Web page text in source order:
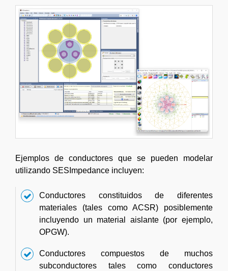
Ejemplos de conductores que se pueden modelar
utilizando SESImpedance incluyen:
Conductores constituidos de diferentes
materiales (tales como ACSR) posiblemente
incluyendo un material aislante (por ejemplo,
OPGW).
Conductores compuestos de muchos
subconductores tales como conductores